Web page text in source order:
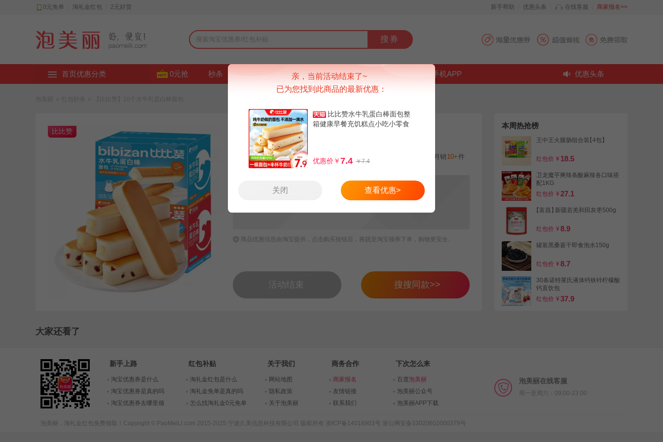
0元免单 淘礼金红包 2元好货 新手帮助 优惠头条 在线客服 商家报名>>
搜券
首页优惠分类 0元抢 秒杀 好货 品牌 上新 排行榜 手机APP 优惠头条
比比赞 【比比赞】10个水牛乳蛋白棒面包
超值抢购 月销 10+件
商品优惠信息由淘宝提供，点击购买按钮后，将跳至淘宝领券下单，购物更安全。
活动结束 搜搜同款>>
本周热抢榜
王中王火腿肠组合装【4包】
红包价 ¥ 18.5
卫龙魔芋爽辣条酸麻辣各口味搭
配1KG
红包价 ¥27.1
【富昌】新疆若羌和田灰枣500g
红包价 ¥8.9
罐装黑桑葚干即食泡水150g
红包价 ¥8.7
30条诺特莱氏液体钙铁锌柠檬酸
钙直饮包
红包价 ¥37.9
大家还看了
亲，当前活动结束了~
已为您找到此商品的最新优惠：
比比赞水牛乳蛋白棒面包整
箱健康早餐充饥糕点小吃小零食
优惠价￥7.4 ￥7.4
关闭 查看优惠>
新手上路
淘宝优惠券是什么
淘宝优惠券是真的吗
淘宝优惠券去哪里领
红包补贴
淘礼金红包是什么
淘礼金免单是真的吗
怎么找淘礼金0元免单
关于我们
网站地图
隐私政策
关于泡美丽
商务合作
商家报名
友情链接
联系我们
下次怎么来
百度泡美丽
泡美丽公众号
泡美丽APP下载
泡美丽在线客服
周一至周六：09:00-23:00
泡美丽， 淘礼金红包 免费领取！Copyright © PaoMeiLi.com 2015-2025 宁波久美信息科技有限公司 版权所有 浙ICP备14016903号 浙公网安备33020602000379号